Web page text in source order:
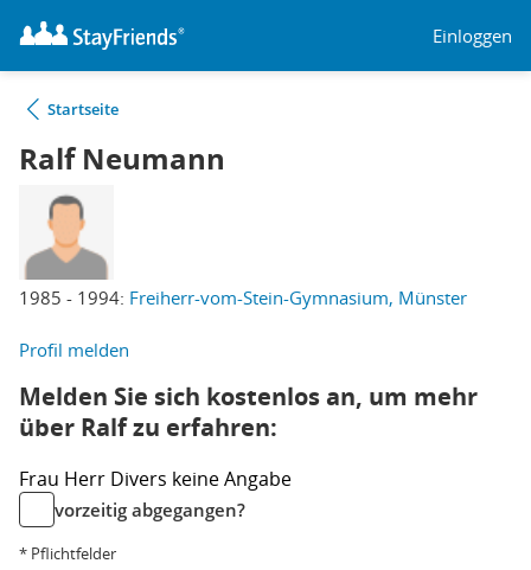
Einloggen
Startseite
Ralf Neumann
1985 - 1994: Freiherr-vom-Stein-Gymnasium, Münster
Profil melden
Melden Sie sich kostenlos an, um mehr
über Ralf zu erfahren:
Frau Herr Divers keine Angabe
vorzeitig abgegangen?
* Pflichtfelder